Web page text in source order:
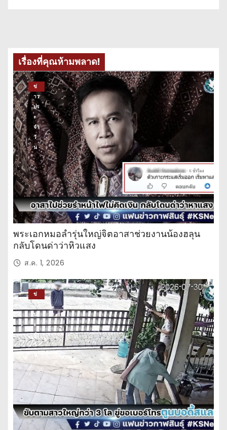
เรื่องที่คุณห้ามพลาด!
ข่
าว
ปร
ะ
จำ
วั
น
พระเอกหมอลำรุ่นใหญ่จิตอาสาช่วยงานน้องฮลุน
กลับโดนด่าว่าหิวแสง
ส.ค. 1, 2026
ข่
าว
ปร
ะ
จำ
วั
น